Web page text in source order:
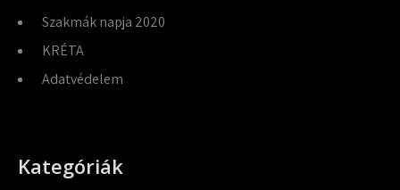
Szakmák napja 2020
KRÉTA
Adatvédelem
Kategóriák